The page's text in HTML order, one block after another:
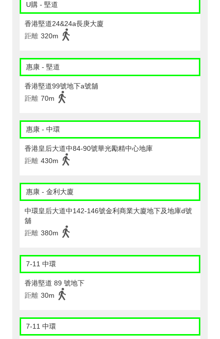
U購 - 堅道
香港堅道24&24a長庚大廈
距離 320m
惠康 - 堅道
香港堅道99號地下a號舖
距離 70m
惠康 - 中環
香港皇后大道中84-90號華光勵精中心地庫
距離 430m
惠康 - 金利大廈
中環皇后大道中142-146號金利商業大廈地下及地庫d號
舖
距離 380m
7-11 中環
香港堅道 89 號地下
距離 30m
7-11 中環